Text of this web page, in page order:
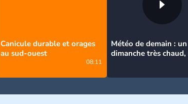
Canicule durable et orages
au sud-ouest
08:11
Météo de demain : un
dimanche très chaud,